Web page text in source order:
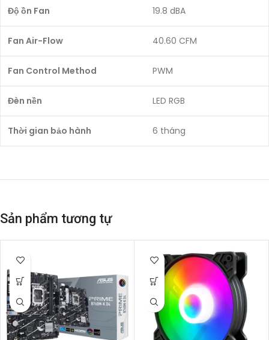
Độ ồn Fan 19.8 dBA
Fan Air-Flow 40.60 CFM
Fan Control Method PWM
Đèn nền LED RGB
Thời gian bảo hành 6 tháng
Sản phẩm tương tự